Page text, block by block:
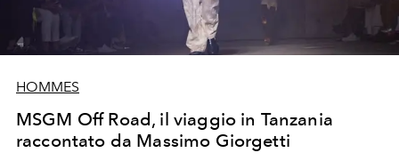
HOMMES
MSGM Off Road, il viaggio in Tanzania
raccontato da Massimo Giorgetti